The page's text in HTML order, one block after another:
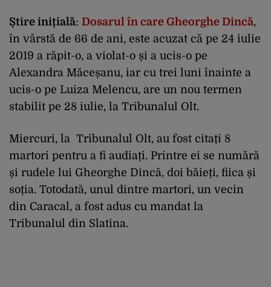
Știre inițială: Dosarul în care Gheorghe Dincă,
în vârstă de 66 de ani, este acuzat că pe 24 iulie
2019 a răpit-o, a violat-o și a ucis-o pe
Alexandra Măceșanu, iar cu trei luni înainte a
ucis-o pe Luiza Melencu, are un nou termen
stabilit pe 28 iulie, la Tribunalul Olt.
Miercuri, la Tribunalul Olt, au fost citați 8
martori pentru a fi audiați. Printre ei se numără
și rudele lui Gheorghe Dincă, doi băieți, fiica și
soția. Totodată, unul dintre martori, un vecin
din Caracal, a fost adus cu mandat la
Tribunalul din Slatina.